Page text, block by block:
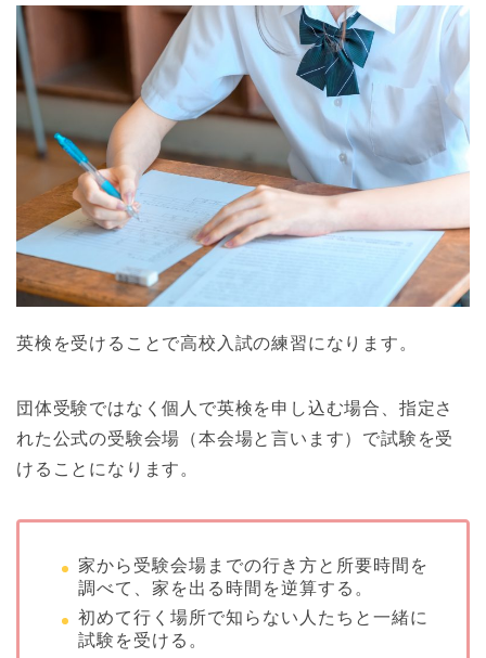
英検を受けることで高校入試の練習になります。
団体受験ではなく個人で英検を申し込む場合、指定さ
れた公式の受験会場（本会場と言います）で試験を受
けることになります。
家から受験会場までの行き方と所要時間を
調べて、家を出る時間を逆算する。
初めて行く場所で知らない人たちと一緒に
試験を受ける。